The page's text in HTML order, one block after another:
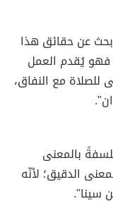
بحث عن حقائق هذا
فهو يُقدم العمل
مع النفاق،
بالمعنى
الدقيق؛ لأنّه
سينا".